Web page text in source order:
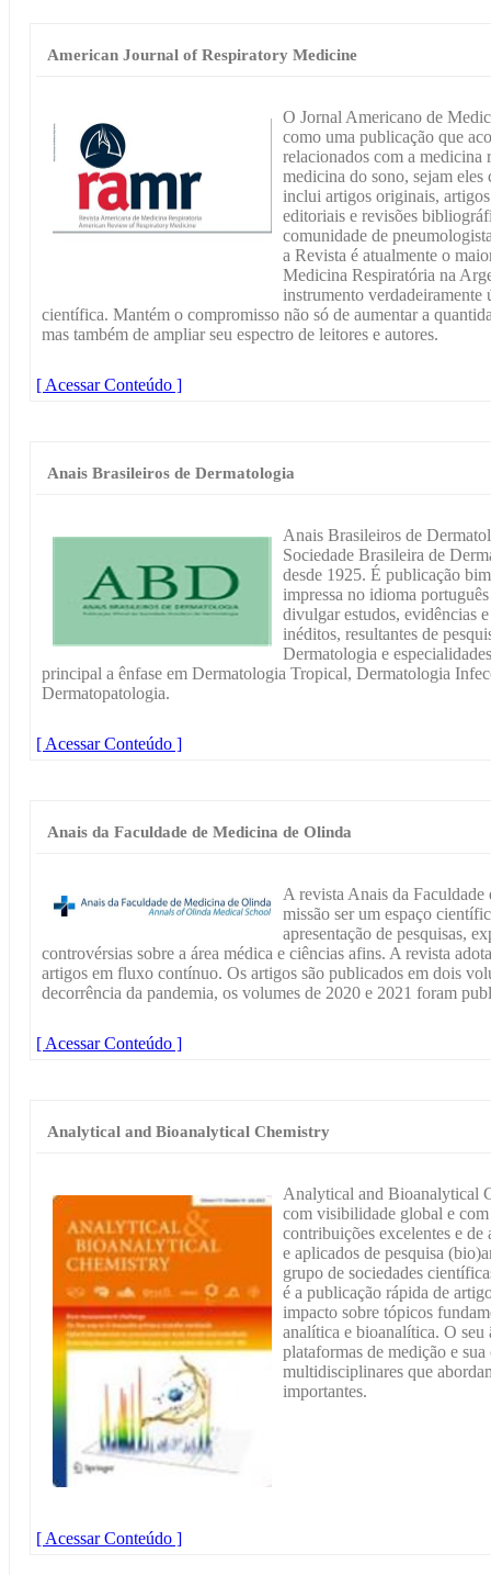
American Journal of Respiratory Medicine
O Jornal Americano de
como uma publicação que
relacionados com a medicina
medicina do sono, sejam
inclui artigos originais, artigos
editoriais e revisões
comunidade de
a Revista é atualmente o
Medicina Respiratória na
instrumento verdadeiramente
científica. Mantém o compromisso não só de aumentar a
mas também de ampliar seu espectro de leitores e autores.
[ Acessar Conteúdo ]
Anais Brasileiros de Dermatologia
Anais Brasileiros de
Sociedade Brasileira de
desde 1925. É publicação
impressa no idioma
divulgar estudos, evidências
inéditos, resultantes de
Dermatologia e
principal a ênfase em Dermatologia Tropical, Dermatologia
Dermatopatologia.
[ Acessar Conteúdo ]
Anais da Faculdade de Medicina de Olinda
A revista Anais da
missão ser um espaço
apresentação de pesquisas,
controvérsias sobre a área médica e ciências afins. A revista
artigos em fluxo contínuo. Os artigos são publicados em dois
decorrência da pandemia, os volumes de 2020 e 2021 foram
[ Acessar Conteúdo ]
Analytical and Bioanalytical Chemistry
Analytical and Bioanalytical
com visibilidade global e
contribuições excelentes e
e aplicados de pesquisa
grupo de sociedades
é a publicação rápida de
impacto sobre tópicos
analítica e bioanalítica. O seu
plataformas de medição e
multidisciplinares que
importantes.
[ Acessar Conteúdo ]